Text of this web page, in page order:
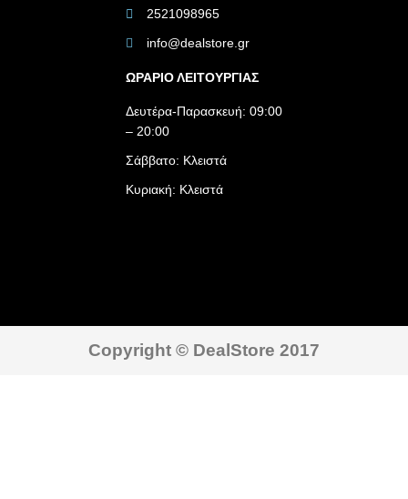
2521098965
info@dealstore.gr
ΩΡΑΡΙΟ ΛΕΙΤΟΥΡΓΙΑΣ​
Δευτέρα-Παρασκευή: 09:00
– 20:00
Σάββατο: Κλειστά
Κυριακή: Κλειστά
Copyright © DealStore 2017